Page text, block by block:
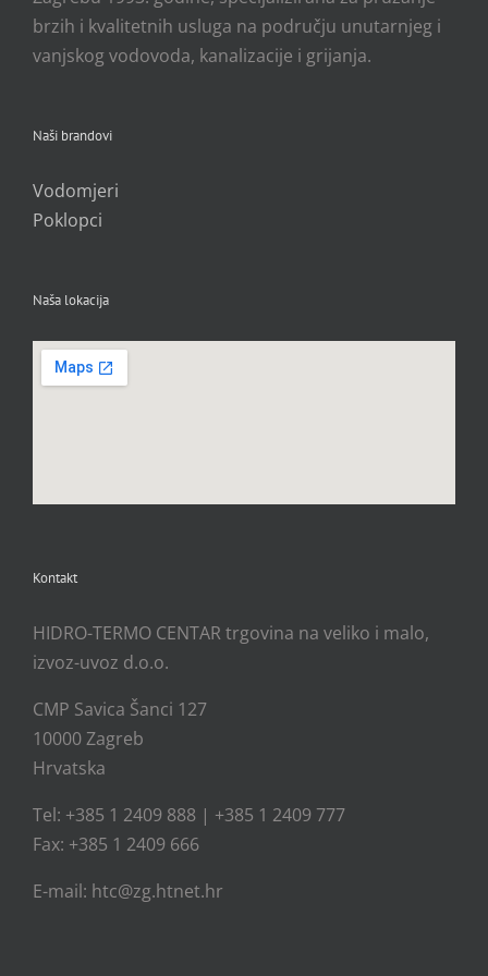
brzih i kvalitetnih usluga na području unutarnjeg i
vanjskog vodovoda, kanalizacije i grijanja.
Naši brandovi
Vodomjeri
Poklopci
Naša lokacija
Kontakt
HIDRO-TERMO CENTAR trgovina na veliko i malo,
izvoz-uvoz d.o.o.
CMP Savica Šanci 127
10000 Zagreb
Hrvatska
Tel: +385 1 2409 888 | +385 1 2409 777
Fax: +385 1 2409 666
E-mail: htc@zg.htnet.hr